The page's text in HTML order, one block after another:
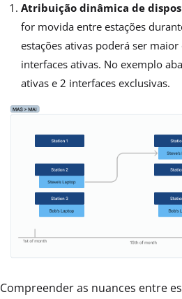
Atribuição dinâmica de
for movida entre estações
estações ativas poderá ser
interfaces ativas. No exemplo
ativas e 2 interfaces exclusivas.
Compreender as nuances entre